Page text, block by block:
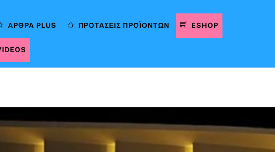
ΆΡΘΡΑ PLUS ΠΡΟΤΆΣΕΙΣ ΠΡΟΪΌΝΤΩΝ ESHOP